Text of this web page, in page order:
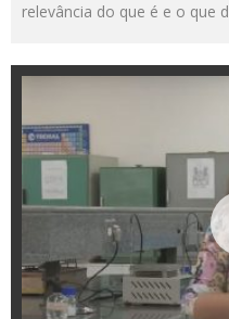
relevância do que é e o que d